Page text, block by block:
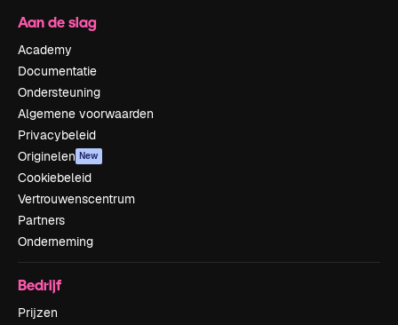
Aan de slag
Academy
Documentatie
Ondersteuning
Algemene voorwaarden
Privacybeleid
Originelen New
Cookiebeleid
Vertrouwenscentrum
Partners
Onderneming
Bedrijf
Prijzen